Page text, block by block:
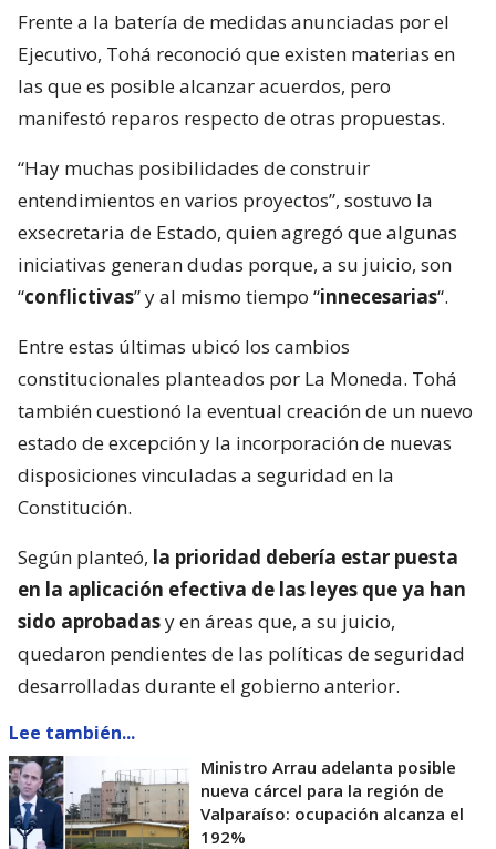
Frente a la batería de medidas anunciadas por el
Ejecutivo, Tohá reconoció que existen materias en
las que es posible alcanzar acuerdos, pero
manifestó reparos respecto de otras propuestas.
“Hay muchas posibilidades de construir
entendimientos en varios proyectos”, sostuvo la
exsecretaria de Estado, quien agregó que algunas
iniciativas generan dudas porque, a su juicio, son
“conflictivas” y al mismo tiempo “innecesarias“.
Entre estas últimas ubicó los cambios
constitucionales planteados por La Moneda. Tohá
también cuestionó la eventual creación de un nuevo
estado de excepción y la incorporación de nuevas
disposiciones vinculadas a seguridad en la
Constitución.
Según planteó, la prioridad debería estar puesta
en la aplicación efectiva de las leyes que ya han
sido aprobadasy en áreas que, a su juicio,
quedaron pendientes de las políticas de seguridad
desarrolladas durante el gobierno anterior.
Lee también...
Ministro Arrau adelanta posible
nueva cárcel para la región de
Valparaíso: ocupación alcanza el
192%